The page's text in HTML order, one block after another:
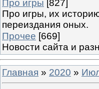
Про игры [827]
Про игры, их
переиздания оных.
Прочее [669]
Новости сайта и
Главная » 2020 »